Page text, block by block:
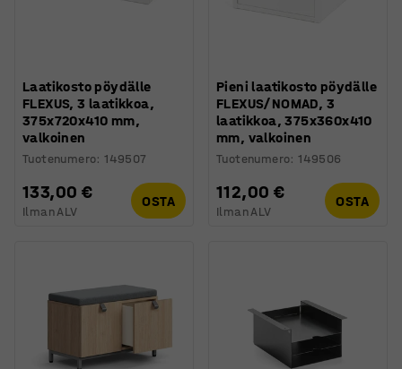
Laatikosto pöydälle
FLEXUS, 3 laatikkoa,
375x720x410 mm,
valkoinen
Tuotenumero:149507
133,00 €
Ilman ALV
OSTA
Pieni laatikosto pöydälle
FLEXUS/NOMAD, 3
laatikkoa, 375x360x410
mm, valkoinen
Tuotenumero:149506
112,00 €
Ilman ALV
OSTA